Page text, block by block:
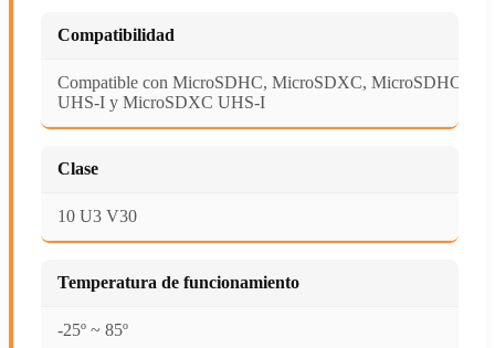
Compatibilidad
Compatible con MicroSDHC, MicroSDXC, MicroSDHC
UHS-I y MicroSDXC UHS-I
Clase
10 U3 V30
Temperatura de funcionamiento
-25º ~ 85º